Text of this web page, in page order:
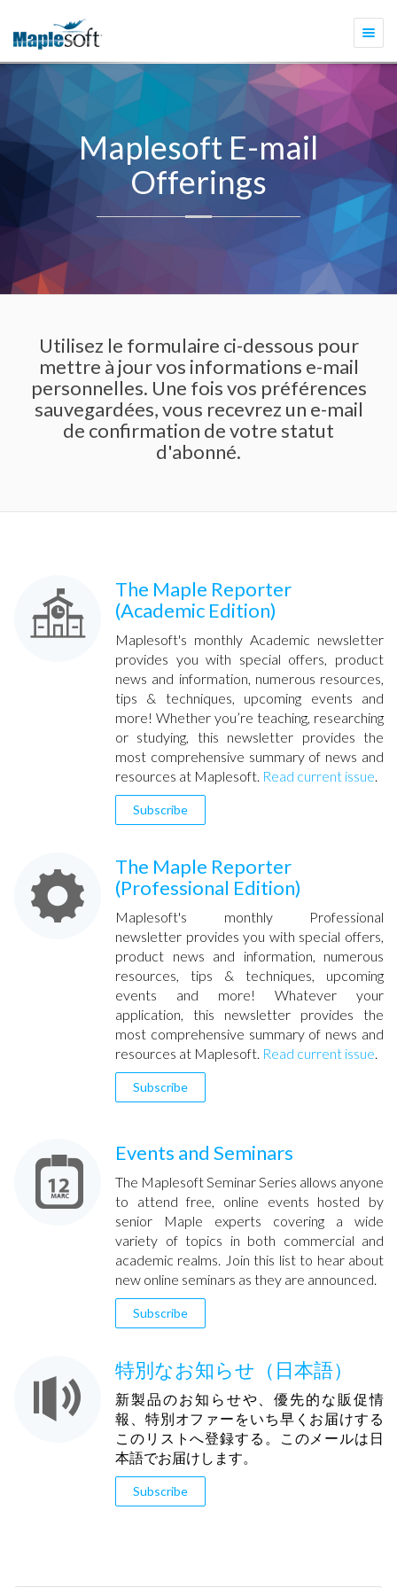
Maplesoft E-mail
Offerings
Utilisez le formulaire ci-dessous pour
mettre à jour vos informations e-mail
personnelles. Une fois vos préférences
sauvegardées, vous recevrez un e-mail
de confirmation de votre statut
d'abonné.
The Maple Reporter
(Academic Edition)
Maplesoft's monthly Academic newsletter
provides you with special offers, product
news and information, numerous resources,
tips & techniques, upcoming events and
more! Whether you’re teaching, researching
or studying, this newsletter provides the
most comprehensive summary of news and
resources at Maplesoft. Read current issue.
Subscribe
The Maple Reporter
(Professional Edition)
Maplesoft's monthly Professional
newsletter provides you with special offers,
product news and information, numerous
resources, tips & techniques, upcoming
events and more! Whatever your
application, this newsletter provides the
most comprehensive summary of news and
resources at Maplesoft. Read current issue.
Subscribe
Events and Seminars
The Maplesoft Seminar Series allows anyone
to attend free, online events hosted by
senior Maple experts covering a wide
variety of topics in both commercial and
academic realms. Join this list to hear about
new online seminars as they are announced.
Subscribe
特別なお知らせ（日本語）
新製品のお知らせや、優先的な販促情
報、特別オファーをいち早くお届けする
このリストへ登録する。このメールは日
本語でお届けします。
Subscribe